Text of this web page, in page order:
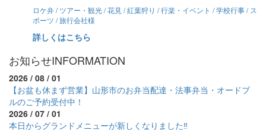
ロケ弁 / ツアー・観光 / 花見 / 紅葉狩り / 行楽・イベント / 学校行事 / ス
ポーツ / 旅行会社様
詳しくはこちら
お知らせINFORMATION
2026 / 08 / 01
【お盆も休まず営業】山形市のお弁当配達・法事弁当・オードブ
ルのご予約受付中！
2026 / 07 / 01
本日からグランドメニューが新しくなりました‼